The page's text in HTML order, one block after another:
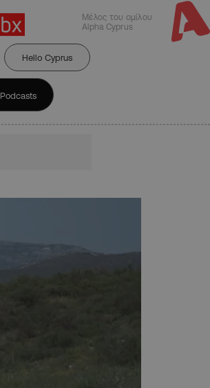
Μέλος του ομίλου
Alpha Cyprus
Hello Cyprus
Podcasts